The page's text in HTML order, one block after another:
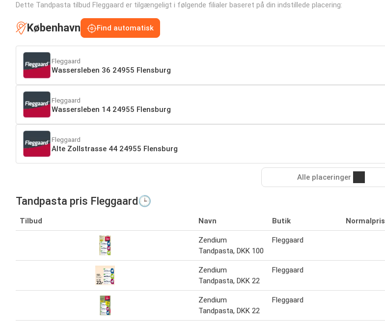
Dette Tandpasta tilbud Fleggaard er tilgængeligt i følgende filialer baseret på din indstillede placering:
København Find automatisk
Fleggaard
Wassersleben 36 24955 Flensburg
Fleggaard
Wassersleben 14 24955 Flensburg
Fleggaard
Alte Zollstrasse 44 24955 Flensburg
Alle placeringer
Tandpasta pris Fleggaard🕒
Tilbud Navn Butik Normalpris
Zendium
Tandpasta, DKK 100
Fleggaard
Zendium
Tandpasta, DKK 22
Fleggaard
Zendium
Tandpasta, DKK 22
Fleggaard